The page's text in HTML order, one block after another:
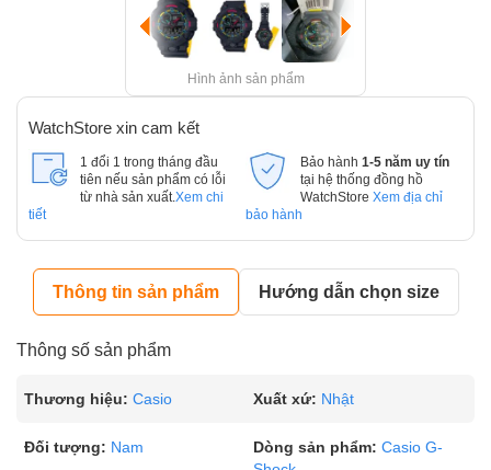
Hình ảnh sản phẩm
WatchStore xin cam kết
1 đổi 1 trong tháng đầu
tiên nếu sản phẩm có lỗi
từ nhà sản xuất. Xem chi
tiết
Bảo hành 1-5 năm uy tín
tại hệ thống đồng hồ
WatchStore Xem địa chỉ
bảo hành
Thông tin sản phẩm Hướng dẫn chọn size
Thông số sản phẩm
Thương hiệu: Casio Xuất xứ: Nhật
Đối tượng: Nam Dòng sản phẩm: Casio G-